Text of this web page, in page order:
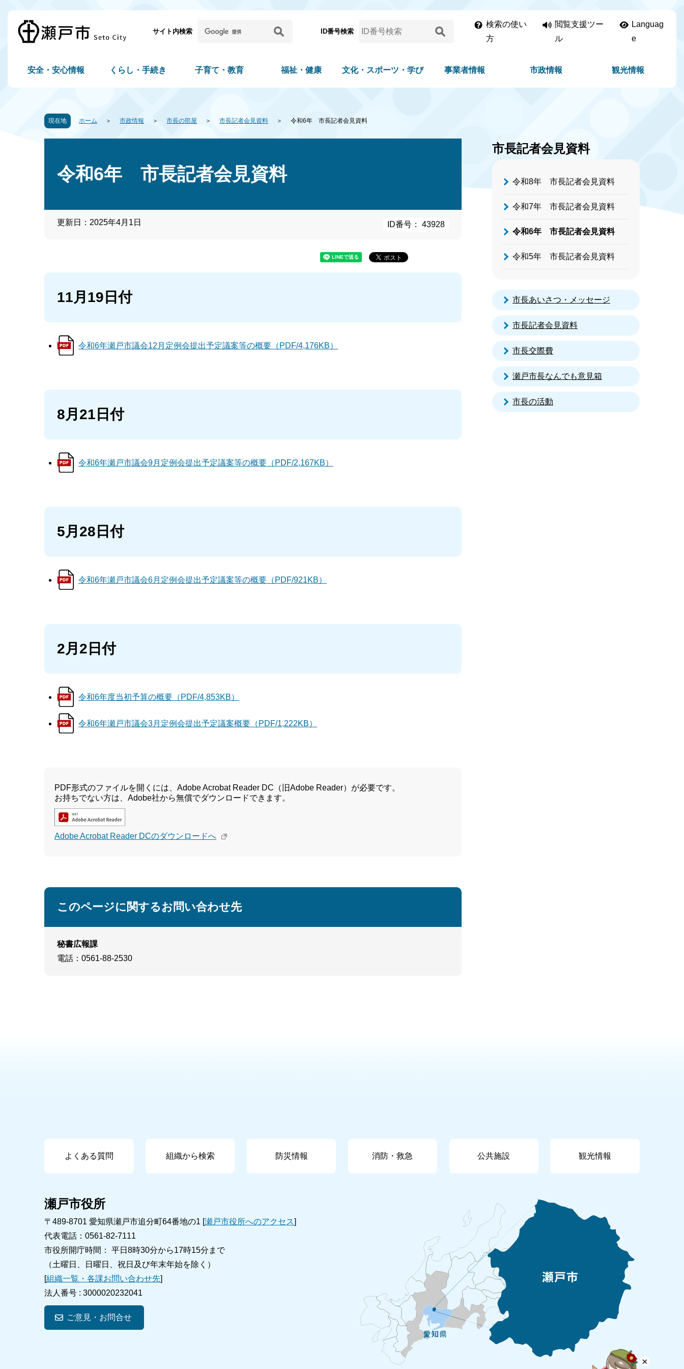
サイト内検索 ID番号検索
検索の使い
方
閲覧支援ツー
ル
Languag
e
安全・安心情報 くらし・手続き 子育て・教育 福祉・健康 文化・スポーツ・学び 事業者情報 市政情報 観光情報
現在地 ホーム 市政情報 市長の部屋 市長記者会見資料 令和6年 市長記者会見資料
令和6年 市長記者会見資料
更新日：2025年4月1日 ID番号： 43928
11月19日付
令和6年瀬戸市議会12月定例会提出予定議案等の概要（PDF/4,176KB）
8月21日付
令和6年瀬戸市議会9月定例会提出予定議案等の概要（PDF/2,167KB）
5月28日付
令和6年瀬戸市議会6月定例会提出予定議案等の概要（PDF/921KB）
2月2日付
令和6年度当初予算の概要（PDF/4,853KB）
令和6年瀬戸市議会3月定例会提出予定議案概要（PDF/1,222KB）
PDF形式のファイルを開くには、Adobe Acrobat Reader DC（旧Adobe Reader）が必要です。
お持ちでない方は、Adobe社から無償でダウンロードできます。
Adobe Acrobat Reader DCのダウンロードへ
このページに関するお問い合わせ先
秘書広報課
電話 ：0561-88-2530
市長記者会見資料
令和8年 市長記者会見資料
令和7年 市長記者会見資料
令和6年 市長記者会見資料
令和5年 市長記者会見資料
市長あいさつ・メッセージ
市長記者会見資料
市長交際費
瀬戸市長なんでも意見箱
市長の活動
よくある質問 組織から検索 防災情報 消防・救急 公共施設 観光情報
瀬戸市役所
〒489-8701 愛知県瀬戸市追分町64番地の1 [瀬戸市役所へのアクセス]
代表電話：0561-82-7111
市役所開庁時間： 平日8時30分から17時15分まで
（土曜日、日曜日、祝日及び年末年始を除く）
[組織一覧・各課お問い合わせ先]
法人番号 : 3000020232041
ご意見・お問合せ
×